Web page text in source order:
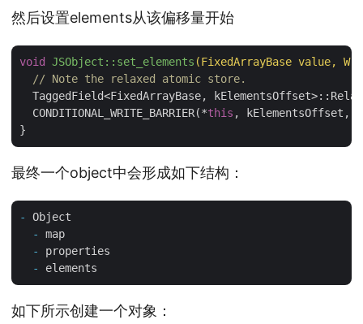
然后设置elements从该偏移量开始
void JSObject::set_elements (FixedArrayBase value,
// Note the relaxed atomic store.
TaggedField<FixedArrayBase,
  CONDITIONAL_WRITE_BARRIER(*
this , kElementsOffset,
最终一个object中会形成如下结构：
-
  -
  -
  -
如下所示创建一个对象：